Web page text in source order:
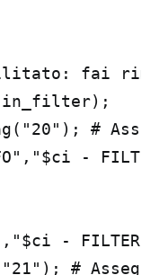
fai
#
-
- FILTER
#